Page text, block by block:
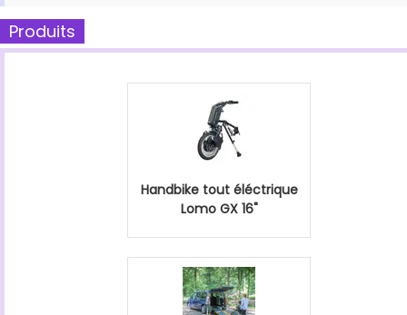
Produits
Handbike tout éléctrique
Lomo GX 16"